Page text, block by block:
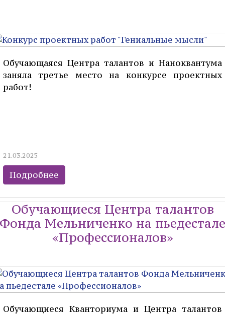
Обучающаяся Центра талантов и Наноквантума
заняла третье место на конкурсе проектных
работ!
21.03.2025
Подробнее
Обучающиеся Центра талантов
Фонда Мельниченко на пьедестале
«Профессионалов»
Обучающиеся Кванториума и Центра талантов